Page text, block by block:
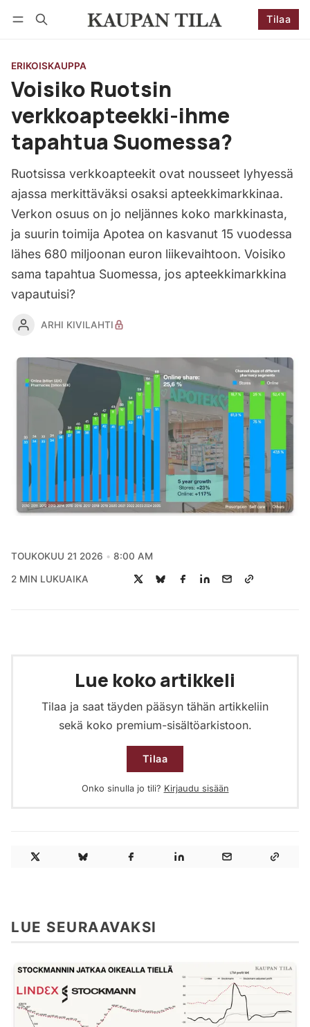
Tilaa
ERIKOISKAUPPA
Voisiko Ruotsin
verkkoapteekki-ihme
tapahtua Suomessa?
Ruotsissa verkkoapteekit ovat nousseet lyhyessä
ajassa merkittäväksi osaksi apteekkimarkkinaa.
Verkon osuus on jo neljännes koko markkinasta,
ja suurin toimija Apotea on kasvanut 15 vuodessa
lähes 680 miljoonan euron liikevaihtoon. Voisiko
sama tapahtua Suomessa, jos apteekkimarkkina
vapautuisi?
ARHI KIVILAHTI
TOUKOKUU 21 2026 8:00 AM
2 MIN LUKUAIKA
Lue koko artikkeli
Tilaa ja saat täyden pääsyn tähän artikkeliin
sekä koko premium-sisältöarkistoon.
Tilaa
Onko sinulla jo tili? Kirjaudu sisään
LUE SEURAAVAKSI